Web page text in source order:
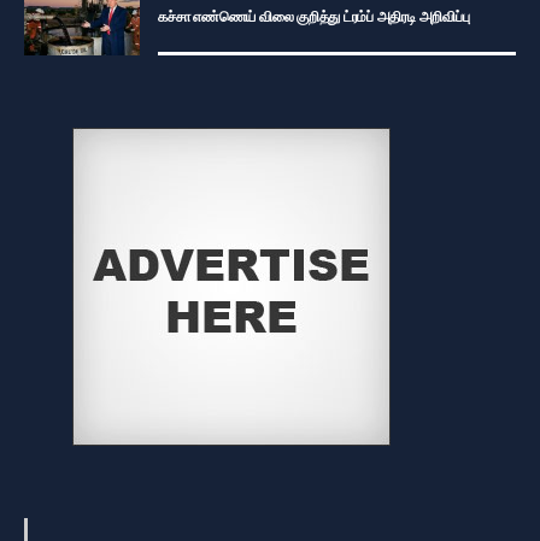
கச்சா எண்ணெய் விலை குறித்து ட்ரம்ப் அதிரடி அறிவிப்பு